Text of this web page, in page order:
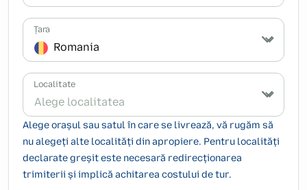
Romania
Țara
Alege localitatea
Localitate
Alege orașul sau satul în care se livrează, vă rugăm să
nu alegeți alte localități din apropiere. Pentru localități
declarate greșit este necesară redirecționarea
trimiterii și implică achitarea costului de tur.